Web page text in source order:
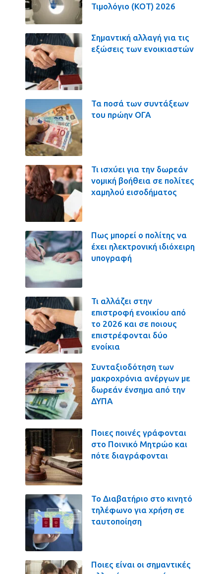
Τιμολόγιο (ΚΟΤ) 2026
Σημαντική αλλαγή για τις
εξώσεις των ενοικιαστών
Τα ποσά των συντάξεων
του πρώην ΟΓΑ
Τι ισχύει για την δωρεάν
νομική βοήθεια σε πολίτες
χαμηλού εισοδήματος
Πως μπορεί ο πολίτης να
έχει ηλεκτρονική ιδιόχειρη
υπογραφή
Τι αλλάζει στην
επιστροφή ενοικίου από
το 2026 και σε ποιους
επιστρέφονται δύο
ενοίκια
Συνταξιοδότηση των
μακροχρόνια ανέργων με
δωρεάν ένσημα από την
ΔΥΠΑ
Ποιες ποινές γράφονται
στο Ποινικό Μητρώο και
πότε διαγράφονται
Το Διαβατήριο στο κινητό
τηλέφωνο για χρήση σε
ταυτοποίηση
Ποιες είναι οι σημαντικές